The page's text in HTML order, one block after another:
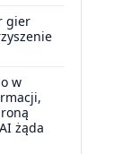
gier
w
żąda